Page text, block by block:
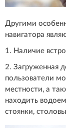
Другими
навигатора
1. Наличие
2. Загруженная
пользователи
местности, а
находить
стоянки,